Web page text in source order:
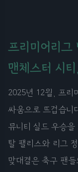
프리미어리
맨체스터 시
2025년 12월, 프리
싸움으로 뜨겁습니
뮤니티 실드 우승
탈 팰리스와 리그
맞대결은 축구 팬